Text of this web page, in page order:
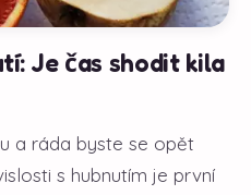
Je čas shodit kila
a ráda byste se opět
s hubnutím je první